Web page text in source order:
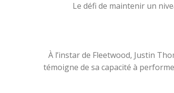
Le défi de maintenir un
À l’instar de Fleetwood, Justin
témoigne de sa capacité à